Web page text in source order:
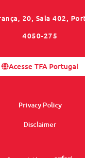
20, Sala 402,
4050-275
Acesse TFA Portugal
Privacy Policy
Disclaimer